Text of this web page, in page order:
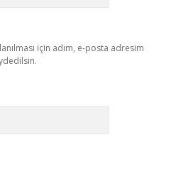
için adım, e-posta adresim